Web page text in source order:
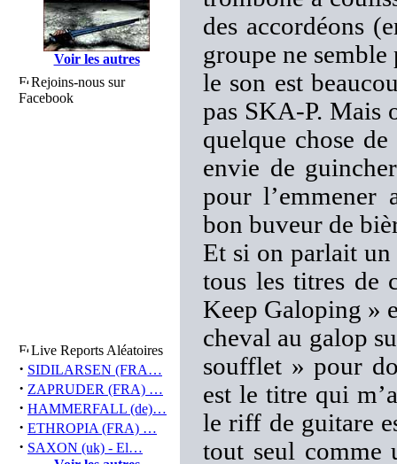
Voir les autres
Rejoins-nous sur
Facebook
Live Reports Aléatoires
· SIDILARSEN (FRA…
· ZAPRUDER (FRA) …
· HAMMERFALL (de)…
· ETHROPIA (FRA) …
· SAXON (uk) - El…
des accordéons
groupe ne
le son est
pas SKA-P. Mais
quelque chose
envie de
pour l’emmener
bon buveur de
Et si on parlait un
tous les titres de
Keep Galoping »
cheval au galop
soufflet » pour
est le titre qui
le riff de guitare
tout seul comme